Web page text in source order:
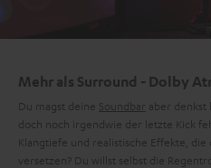
Mehr als Surround - Dolby
Du magst deine Soundbar aber
doch noch irgendwie der letzte Kick
Klangtiefe und realistische Effekte,
versetzen? Du willst selbst die